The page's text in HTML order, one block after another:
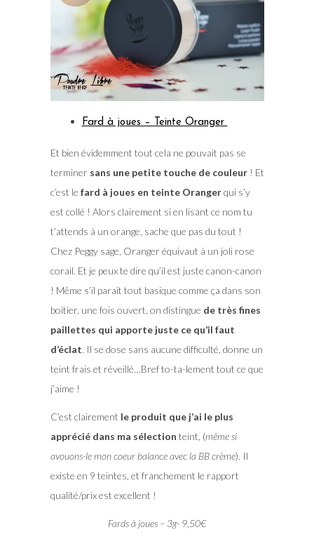
Fard à joues – Teinte Oranger
Et bien évidemment tout cela ne pouvait pas se
terminer sans une petite touche de couleur! Et
c’est le fard à joues en teinte Orangerqui s’y
est collé ! Alors clairement si en lisant ce nom tu
t’attends à un orange, sache que pas du tout !
Chez Peggy sage, Oranger équivaut à un joli rose
corail. Et je peux te dire qu’il est juste canon-canon
! Même s’il parait tout basique comme ça dans son
boitier, une fois ouvert, on distingue de très fines
paillettes qui apporte juste ce qu’il faut
d’éclat. Il se dose sans aucune difficulté, donne un
teint frais et réveillé…Bref to-ta-lement tout ce que
j’aime !
C’est clairement le produit que j’ai le plus
apprécié dans ma sélection teint, (même si
avouons-le mon coeur balance avec la BB crème). Il
existe en 9 teintes, et franchement le rapport
qualité/prix est excellent !
Fards à joues – 3g- 9,50€